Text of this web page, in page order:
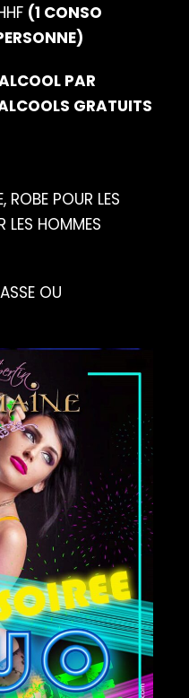
(1 CONSO
PAR
GRATUITS
ROBE POUR LES
LES HOMMES
OU